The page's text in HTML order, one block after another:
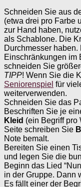
Schneiden Sie aus
(etwa drei pro Farbe
zur Hand haben,
als Schablone. Die
Durchmesser
Einschränkungen im
schneiden Sie
TIPP! Wenn Sie die
Seniorenspiel für
weiterverwenden.
Schneiden Sie das
Beschriften Sie je
Kleid (ein Begriff pro
Seite schreiben Sie
Note bemalt.
Bereiten Sie einen
und legen Sie die
Beginn das Lied
in der Gruppe. Dann
Es fällt einer der